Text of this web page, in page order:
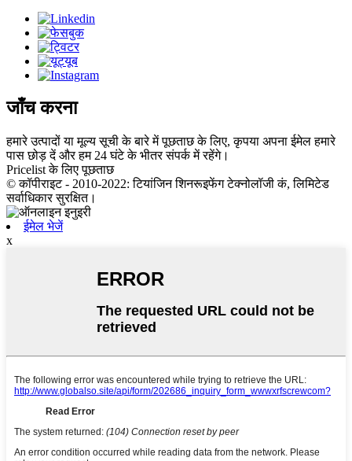
जाँच करना
हमारे उत्पादों या मूल्य सूची के बारे में पूछताछ के लिए, कृपया अपना ईमेल हमारे
पास छोड़ दें और हम 24 घंटे के भीतर संपर्क में रहेंगे।
Pricelist के लिए पूछताछ
© कॉपीराइट - 2010-2022: टियांजिन शिनरूइफेंग टेक्नोलॉजी कं, लिमिटेड
सर्वाधिकार सुरक्षित।
ईमेल भेजें
x